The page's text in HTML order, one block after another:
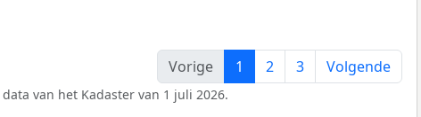
Vorige
1 2 3 Volgende
data van het Kadaster van 1 juli 2026.